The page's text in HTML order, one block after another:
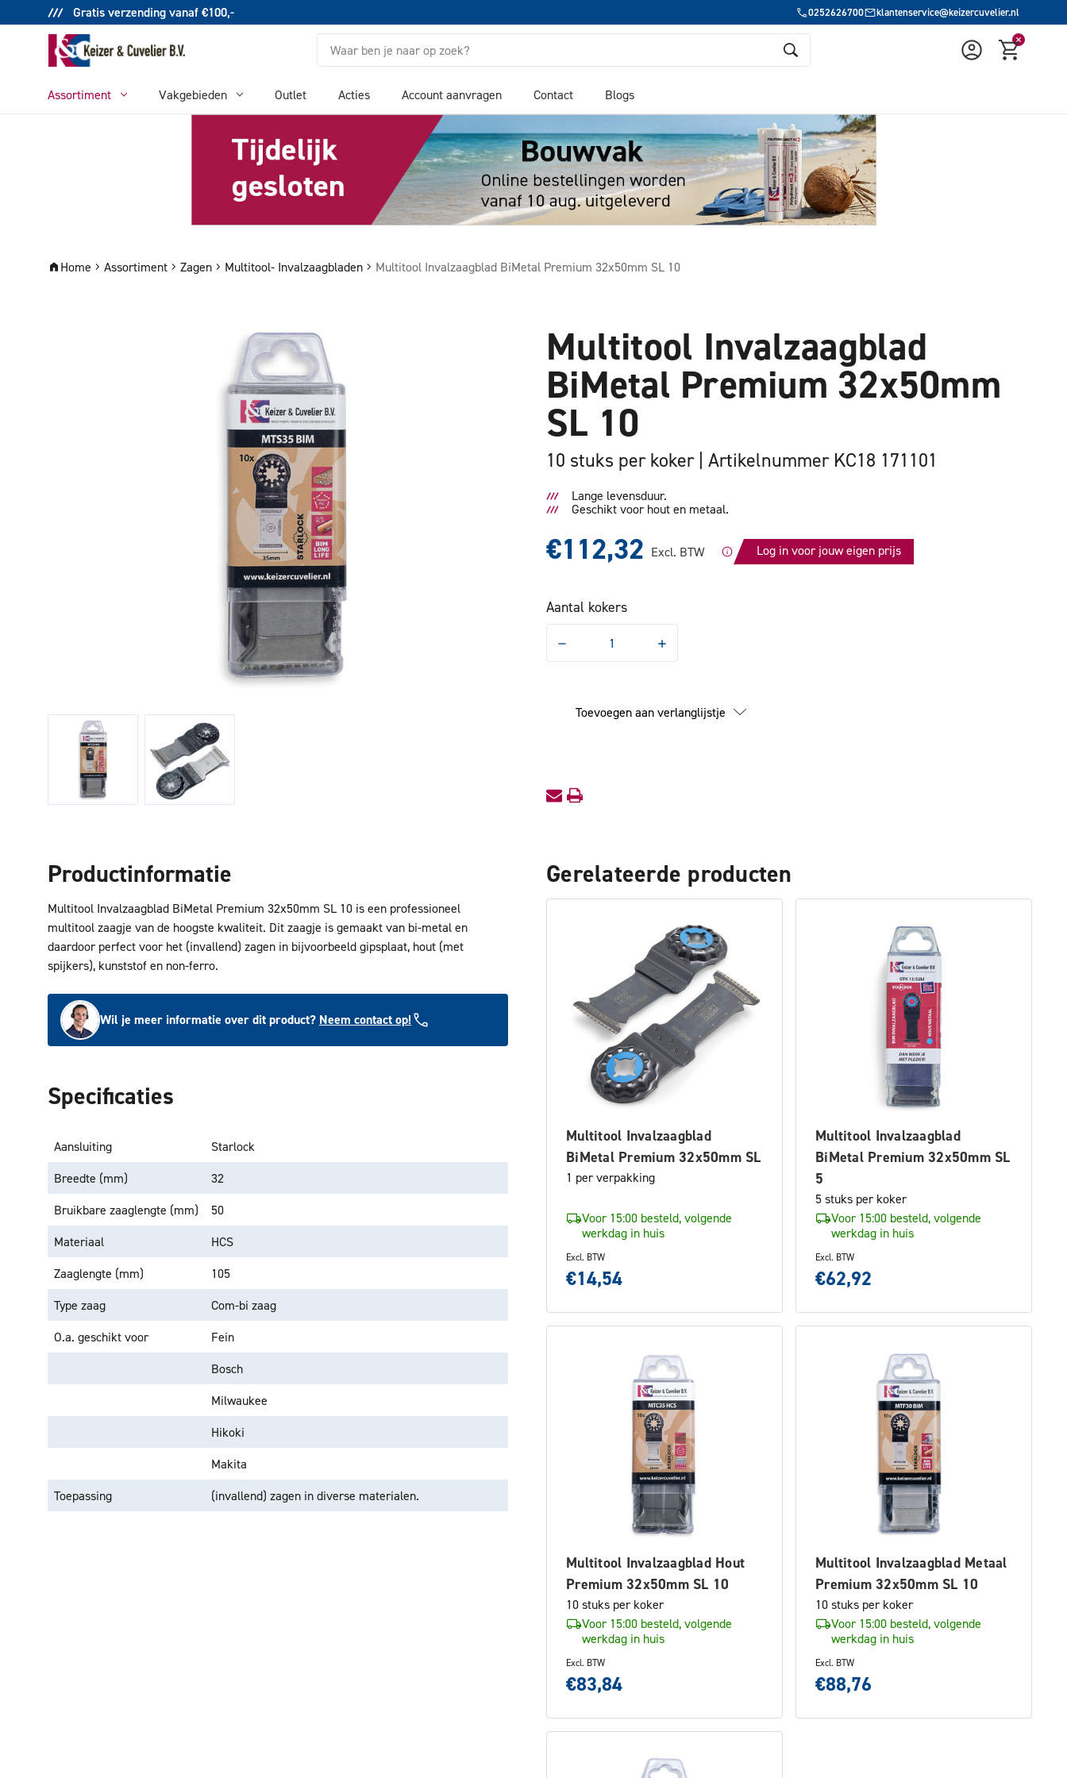
Gratis verzending vanaf €100,- 0252626700 klantenservice@keizercuvelier.nl
Zoeken
Assortiment Vakgebieden Outlet Acties Account aanvragen Contact Blogs
Home Assortiment Zagen Multitool- Invalzaagbladen Multitool Invalzaagblad BiMetal Premium 32x50mm SL 10
Multitool Invalzaagblad
BiMetal Premium 32x50mm
SL 10
10 stuks per koker Artikelnummer KC18 171101
Lange levensduur.
Geschikt voor hout en metaal.
€112,32 Excl. BTW Log in voor jouw eigen prijs
Aantal kokers
Hoeveelheid
BiMetal
Premium
Hoeveelheid
BiMetal
Premium
Toevoegen aan verlanglijstje
Productinformatie
Multitool Invalzaagblad BiMetal Premium 32x50mm SL 10 is een professioneel
multitool zaagje van de hoogste kwaliteit. Dit zaagje is gemaakt van bi-metal en
daardoor perfect voor het (invallend) zagen in bijvoorbeeld gipsplaat, hout (met
spijkers), kunststof en non-ferro.
Wil je meer informatie over dit product? Neem contact op!
Specificaties
Aansluiting
Starlock
Breedte (mm)
32
Bruikbare zaaglengte (mm)
50
Materiaal
HCS
Zaaglengte (mm)
105
Type zaag
Com-bi zaag
O.a. geschikt voor
Fein
Bosch
Milwaukee
Hikoki
Makita
Toepassing
(invallend) zagen in diverse materialen.
Gerelateerde producten
Multitool Invalzaagblad
BiMetal Premium 32x50mm SL
1 per verpakking
Voor 15:00 besteld, volgende
werkdag in huis
Excl. BTW
€14,54
Multitool Invalzaagblad
BiMetal Premium 32x50mm SL
5
5 stuks per koker
Voor 15:00 besteld, volgende
werkdag in huis
Excl. BTW
€62,92
Multitool Invalzaagblad Hout
Premium 32x50mm SL 10
10 stuks per koker
Voor 15:00 besteld, volgende
werkdag in huis
Excl. BTW
€83,84
Multitool Invalzaagblad Metaal
Premium 32x50mm SL 10
10 stuks per koker
Voor 15:00 besteld, volgende
werkdag in huis
Excl. BTW
€88,76